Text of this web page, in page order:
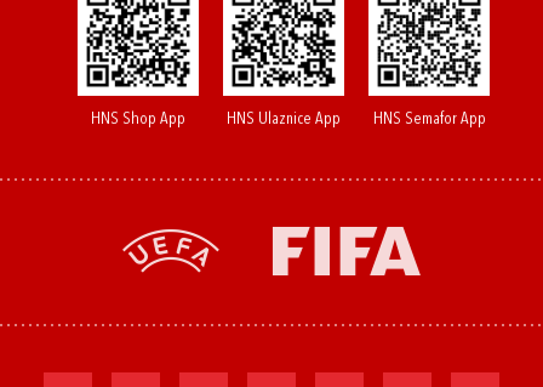
HNS Shop App HNS Ulaznice App HNS Semafor App